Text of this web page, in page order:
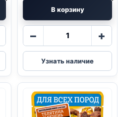
В корзину
−
Количество
Pedigree
(ВСЕ
ПОРОДЫ,
И
ЯГНЕНОК)
+
Узнать наличие